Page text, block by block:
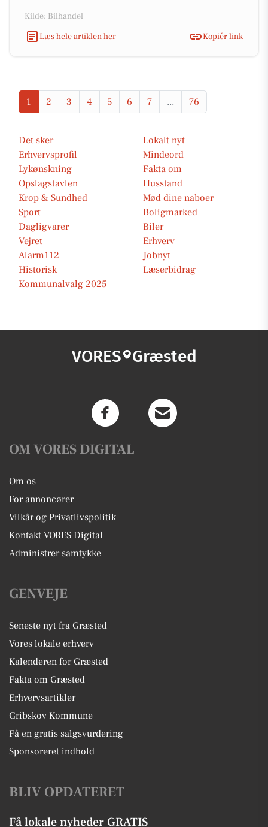
Kilde: Bilhandel
Læs hele artiklen her
Kopiér link
1 2 3 4 5 6 7 ... 76
Det sker
Lokalt nyt
Erhvervsprofil
Mindeord
Lykønskning
Fakta om
Opslagstavlen
Husstand
Krop & Sundhed
Mød dine naboer
Sport
Boligmarked
Dagligvarer
Biler
Vejret
Erhverv
Alarm112
Jobnyt
Historisk
Læserbidrag
Kommunalvalg 2025
VORES Græsted
OM VORES DIGITAL
Om os
For annoncører
Vilkår og Privatlivspolitik
Kontakt VORES Digital
Administrer samtykke
GENVEJE
Seneste nyt fra Græsted
Vores lokale erhverv
Kalenderen for Græsted
Fakta om Græsted
Erhvervsartikler
Gribskov Kommune
Få en gratis salgsvurdering
Sponsoreret indhold
BLIV OPDATERET
Få lokale nyheder GRATIS